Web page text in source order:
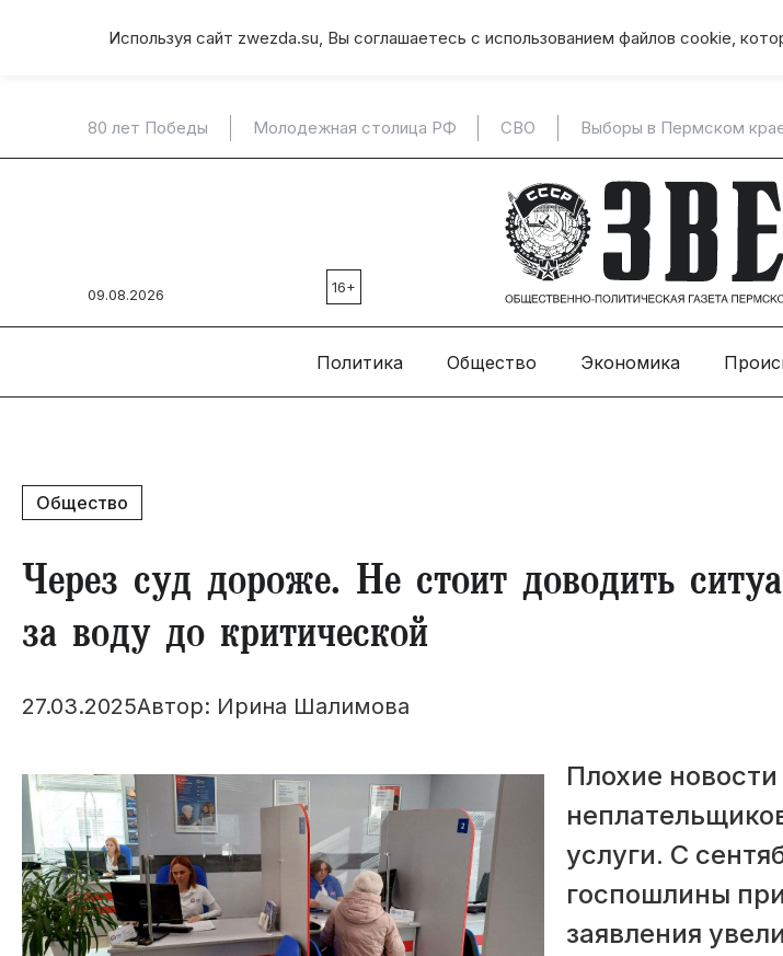
Используя сайт zwezda.su, Вы соглашаетесь с использованием файлов cookie,
80 лет Победы Молодежная столица РФ СВО Выборы в Пермском
09.08.2026 16+
Политика Общество Экономика
Общество
Через суд дороже. Не стоит доводить
за воду до критической
27.03.2025Автор: Ирина Шалимова
Плохие
услуги. С
госпошлины
заявления